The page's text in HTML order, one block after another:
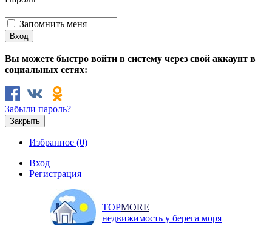
Запомнить меня
Вы можете быстро войти в систему через свой аккаунт в
социальных сетях:
Забыли пароль?
Закрыть
Избранное (0)
Вход
Регистрация
TOPMORE
недвижимость у берега моря